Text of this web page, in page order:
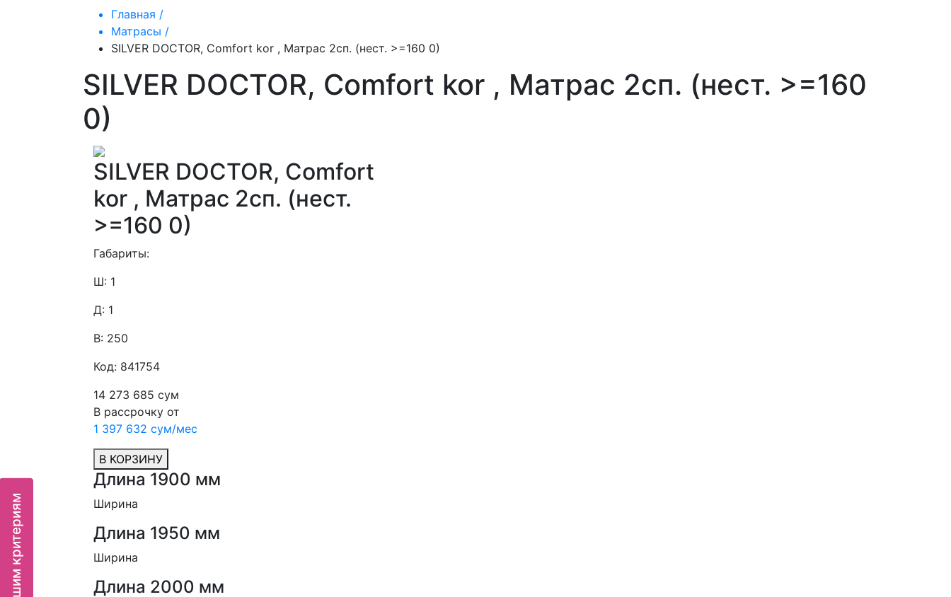
Главная /
Матрасы /
SILVER DOCTOR, Comfort kor , Матрас 2сп. (нест. >=160 0)
SILVER DOCTOR, Comfort kor , Матрас 2сп. (нест. >=160
0)
SILVER DOCTOR, Comfort
kor , Матрас 2сп. (нест.
>=160 0)
Габариты:
Ш: 1
Д: 1
В: 250
Код: 841754
14 273 685 сум
В рассрочку от
1 397 632 сум/мес
В КОРЗИНУ
Длина 1900 мм
Ширина
Длина 1950 мм
Ширина
Длина 2000 мм